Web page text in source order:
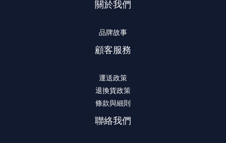
關於我們
品牌故事
顧客服務
運送政策
退換貨政策
條款與細則
聯絡我們